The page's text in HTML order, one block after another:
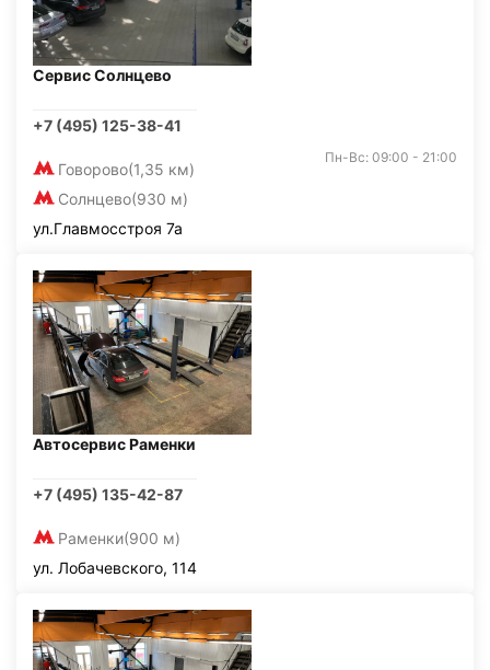
Сервис Солнцево
+7 (495) 125-38-41
Говорово(1,35 км)
Солнцево(930 м)
Пн-Вс: 09:00 - 21:00
ул.Главмосстроя 7а
Автосервис Раменки
+7 (495) 135-42-87
Раменки(900 м)
ул. Лобачевского, 114